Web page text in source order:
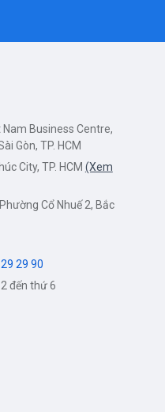
Nam Business Centre,
Gòn, TP. HCM
City, TP. HCM (Xem
Cổ Nhuế 2, Bắc
29 90
đến thứ 6